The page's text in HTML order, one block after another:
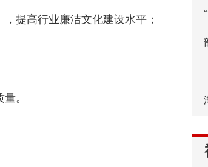
提高行业廉洁文化建设水平；
。